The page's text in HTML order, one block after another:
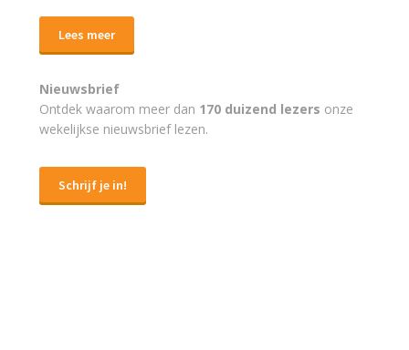
Lees meer
Nieuwsbrief
Ontdek waarom meer dan 170 duizend lezers onze
wekelijkse nieuwsbrief lezen.
Schrijf je in!